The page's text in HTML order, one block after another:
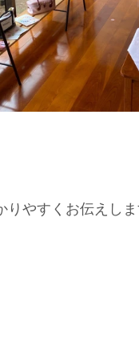
りやすくお伝えし